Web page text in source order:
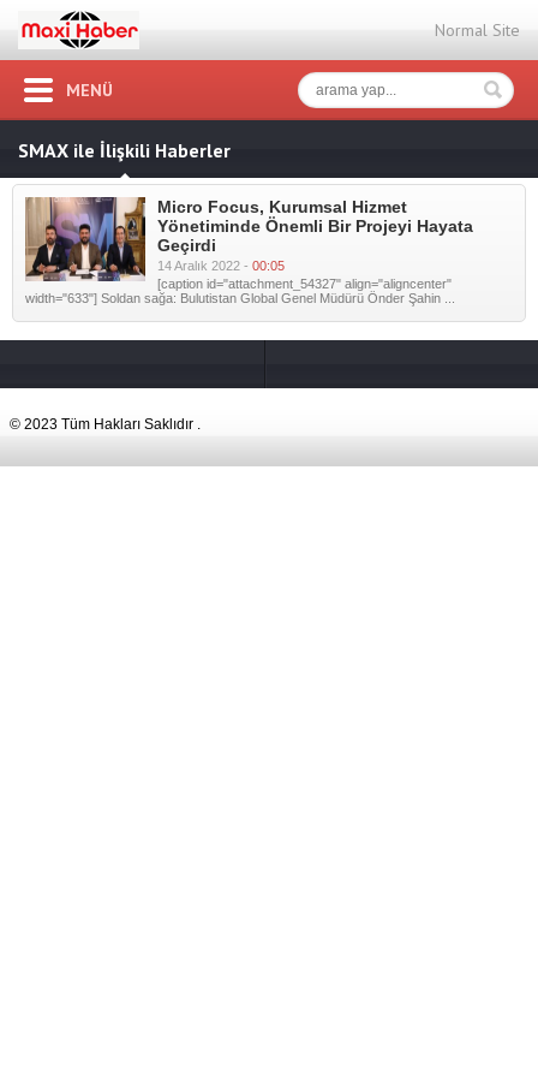
Normal Site
MENÜ
SMAX ile İlişkili Haberler
Micro Focus, Kurumsal Hizmet
Yönetiminde Önemli Bir Projeyi Hayata
Geçirdi
14 Aralık 2022 - 00:05
[caption id="attachment_54327" align="aligncenter"
width="633"] Soldan sağa: Bulutistan Global Genel Müdürü Önder Şahin ...
© 2023 Tüm Hakları Saklıdır .